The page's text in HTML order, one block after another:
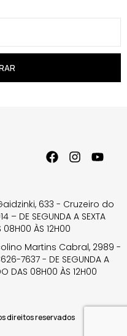
633 - Cruzeiro do
DE SEGUNDA A SEXTA
08H00 ÀS 12H00
Martins Cabral, 2989 -
7637 - DE SEGUNDA A
DAS 08H00 ÀS 12H00
direitos reservados